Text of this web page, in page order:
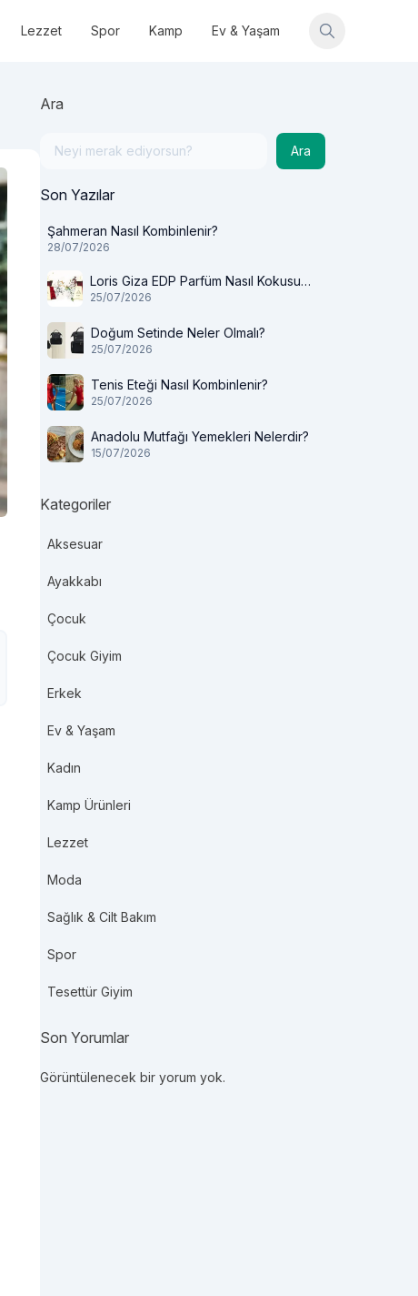
Lezzet Spor Kamp Ev & Yaşam
Ara
Ara
Son Yazılar
Şahmeran Nasıl Kombinlenir?
28/07/2026
Loris Giza EDP Parfüm Nasıl Kokusu
Var?
25/07/2026
Doğum Setinde Neler Olmalı?
25/07/2026
Tenis Eteği Nasıl Kombinlenir?
25/07/2026
Anadolu Mutfağı Yemekleri Nelerdir?
15/07/2026
Kategoriler
Aksesuar
Ayakkabı
Çocuk
Çocuk Giyim
Erkek
Ev & Yaşam
Kadın
Kamp Ürünleri
Lezzet
Moda
Sağlık & Cilt Bakım
Spor
Tesettür Giyim
Son Yorumlar
Görüntülenecek bir yorum yok.